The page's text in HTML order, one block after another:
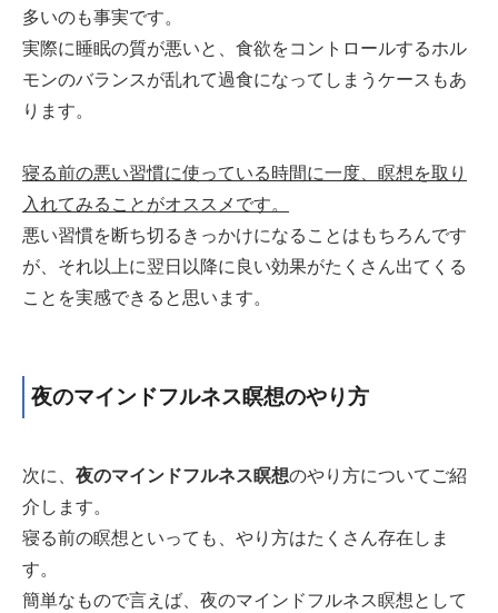
多いのも事実です。
実際に睡眠の質が悪いと、食欲をコントロールするホル
モンのバランスが乱れて過食になってしまうケースもあ
ります。
寝る前の悪い習慣に使っている時間に一度、瞑想を取り
入れてみることがオススメです。
悪い習慣を断ち切るきっかけになることはもちろんです
が、それ以上に翌日以降に良い効果がたくさん出てくる
ことを実感できると思います。
夜のマインドフルネス瞑想のやり方
次に、 夜のマインドフルネス瞑想のやり方についてご紹
介します。
寝る前の瞑想といっても、やり方はたくさん存在しま
す。
簡単なもので言えば、夜のマインドフルネス瞑想として